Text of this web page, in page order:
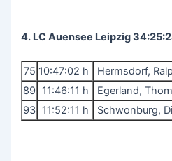
4. LC Auensee Leipzig
75 10:47:02 h Hermsdorf,
89
11:46:11 h Egerland,
93 11:52:11 h Schwonburg,